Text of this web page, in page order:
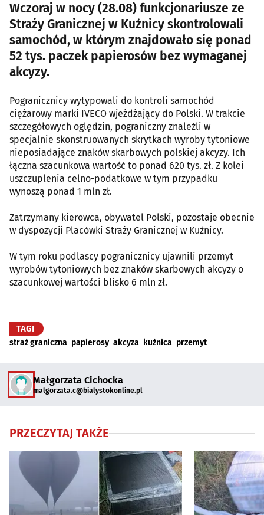
Wczoraj w nocy (28.08) funkcjonariusze ze
Straży Granicznej w Kuźnicy skontrolowali
samochód, w którym znajdowało się ponad
52 tys. paczek papierosów bez wymaganej
akcyzy.
Pogranicznicy wytypowali do kontroli samochód
ciężarowy marki IVECO wjeżdżający do Polski. W trakcie
szczegółowych oględzin, pograniczny znaleźli w
specjalnie skonstruowanych skrytkach wyroby tytoniowe
nieposiadające znaków skarbowych polskiej akcyzy. Ich
łączna szacunkowa wartość to ponad 620 tys. zł. Z kolei
uszczuplenia celno-podatkowe w tym przypadku
wynoszą ponad 1 mln zł.
Zatrzymany kierowca, obywatel Polski, pozostaje obecnie
w dyspozycji Placówki Straży Granicznej w Kuźnicy.
W tym roku podlascy pogranicznicy ujawnili przemyt
wyrobów tytoniowych bez znaków skarbowych akcyzy o
szacunkowej wartości blisko 6 mln zł.
TAGI
straż graniczna papierosy akcyza kuźnica przemyt
Małgorzata Cichocka
malgorzata.c@bialystokonline.pl
PRZECZYTAJ TAKŻE